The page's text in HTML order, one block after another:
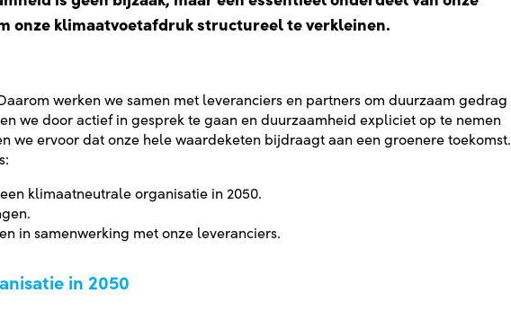
onze klimaatvoetafdruk structureel te verkleinen.
werken we samen met leveranciers en partners om duurzaam gedrag
we door actief in gesprek te gaan en duurzaamheid expliciet op te nemen
we ervoor dat onze hele waardeketen bijdraagt aan een groenere toekomst.
klimaatneutrale organisatie in 2050.
in samenwerking met onze leveranciers.
in 2050